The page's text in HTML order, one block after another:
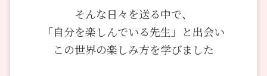
そんな日々を送る中で、
「自分を楽しんでいる先生」と出会い
この世界の楽しみ方を学びました